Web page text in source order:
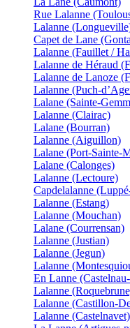
Rue Lalanne
Lalanne
Capet de Lane
Lalanne (Fauillet /
Lalanne de Héraud
Lalanne de Lanoze
Lalanne (Puch-
Lalane (Sainte-
Lalanne (Clairac)
Lalane (Bourran)
Lalanne (Aiguillon)
Lalane (Port-Sainte-
Lalane (Calonges)
Lalanne (Lectoure)
Capdelalanne
Lalanne (Estang)
Lalanne (Mouchan)
Lalane (Courrensan)
Lalanne (Justian)
Lalanne (Jegun)
Lalanne
En Lanne
Lalanne
Lalanne (Castillon-
Lalanne (Castelnavet)